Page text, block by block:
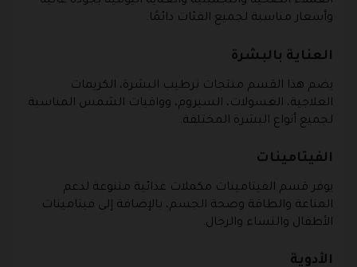
وأسعار مناسبة لجميع الفئات دائمًا.
العناية بالبشرة
يضم هذا القسم منتجات ترطيب البشرة، الكريمات
العلاجية، الغسولات، السيروم، وواقيات الشمس المناسبة
لجميع أنواع البشرة المختلفة.
الفيتامينات
يوفر قسم الفيتامينات مكملات غذائية متنوعة لدعم
المناعة والطاقة وصحة الجسم، بالإضافة إلى فيتامينات
الأطفال والنساء والرجال.
الأدوية